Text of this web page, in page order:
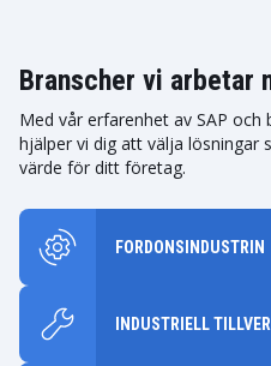
Branscher vi arbetar
Med vår erfarenhet av SAP och
hjälper vi dig att välja lösningar
värde för ditt företag.
FORDONSINDUSTRIN
INDUSTRIELL